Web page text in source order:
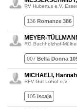
RV Hubertus e.V.
136 Romanze 386
MEYER-
RG Buchholzhof-
007 Bella Donna
MICHAELI, Hannah
RFV Gut Lohof e.V.
105 Iscaja